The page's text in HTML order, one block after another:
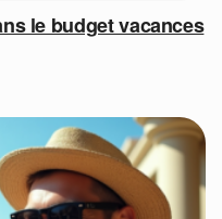
le budget vacances